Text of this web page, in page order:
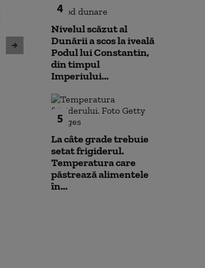
De ce nu ajută ploile de vară
la diminuarea secetei.
Climatolog: Sunt distribuite
neuniform și nu acolo unde
este nevoie mai mare
Nicușor Dan
că România își
4
Nivelul scăzut al
Dunării a scos la iveală
Podul lui Constantin,
din timpul
Imperiului...
5
La câte grade trebuie
setat frigiderul.
Temperatura care
păstrează alimentele
în...